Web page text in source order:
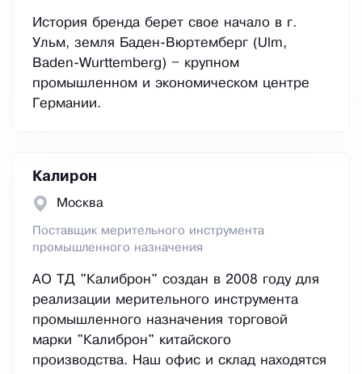
История бренда берет свое начало в г.
Ульм, земля Баден-Вюртемберг (Ulm,
Baden-Wurttemberg) – крупном
промышленном и экономическом центре
Германии.
Калирон
Москва
Поставщик мерительного инструмента
промышленного назначения
АО ТД "Калиброн" создан в 2008 году для
реализации мерительного инструмента
промышленного назначения торговой
марки "Калиброн" китайского
производства. Наш офис и склад находятся